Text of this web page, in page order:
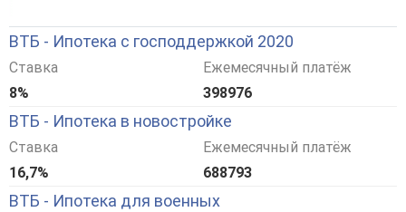
ВТБ - Ипотека с господдержкой 2020
Ставка
8%
Ежемесячный платёж
398976
ВТБ - Ипотека в новостройке
Ставка
16,7%
Ежемесячный платёж
688793
ВТБ - Ипотека для военных